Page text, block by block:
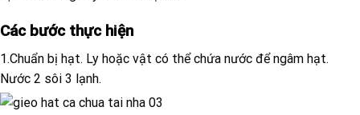
Các bước thực hiện
1.Chuẩn bị hạt. Ly hoặc vật có thể chứa nước để ngâm hạt.
Nước 2 sôi 3 lạnh.